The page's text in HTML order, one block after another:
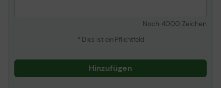
Noch 4000 Zeichen
* Dies ist ein Pflichtfeld
Hinzufügen